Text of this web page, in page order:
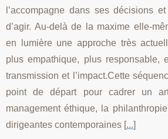
l’accompagne dans ses décisions
d’agir. Au-delà de la maxime elle-
en lumière une approche très
plus empathique, plus responsable,
transmission et l’impact.Cette
point de départ pour cadrer un
management éthique, la
dirigeantes contemporaines [...]